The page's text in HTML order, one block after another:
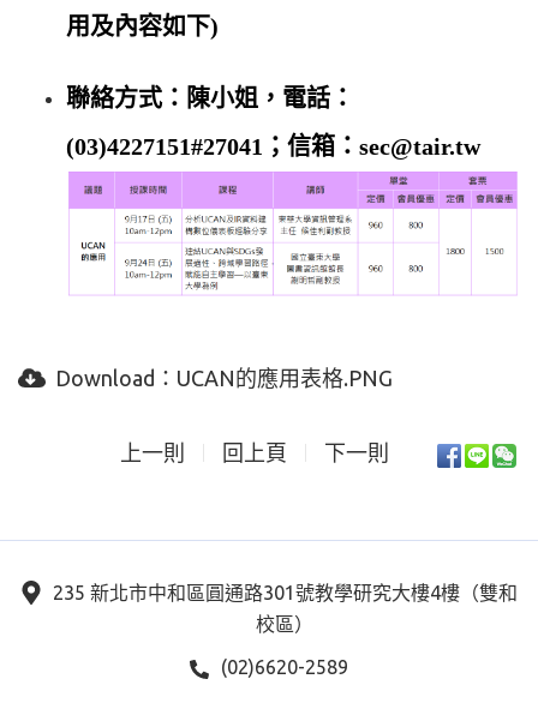
用及內容如下)
聯絡方式：陳小姐，電話：
(03)4227151#27041；信​箱：sec@tair.tw
Download： UCAN的應用表格.PNG
上一則 回上頁 下一則
235 新北市中和區圓通路301號教學研究大樓4樓（雙和
校區）
(02)6620-2589